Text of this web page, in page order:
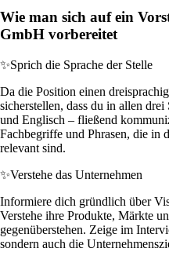
Wie man sich auf ein
GmbH vorbereitet
✨Sprich die Sprache der Stelle
Da die Position einen
sicherstellen, dass du in allen
und Englisch – fließend
Fachbegriffe und Phrasen, die in
relevant sind.
✨Verstehe das Unternehmen
Informiere dich gründlich über
Verstehe ihre Produkte, Märkte
gegenüberstehen. Zeige im
sondern auch die